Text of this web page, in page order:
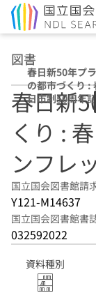
図書
春日新50年プ
の都市づくり :
日市制50周年
パンフレット
春日新
くり :
ンフレ
国立国会図書館請
Y121-M14637
国立国会図書館書
032592022
資料種別